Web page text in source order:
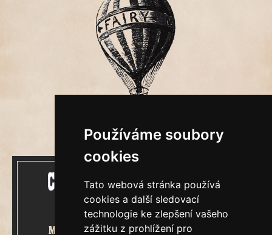
Používáme soubory
cookies
Tato webová stránka používá
cookies a další sledovací
technologie ke zlepšení vašeho
zážitku z prohlížení pro
Mecenášem Cimrmanova Zpravodaje